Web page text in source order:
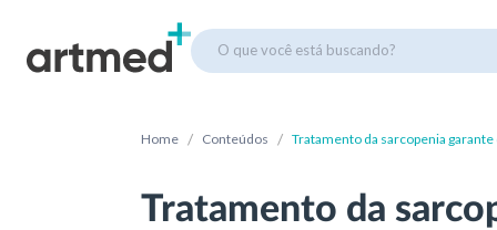
O que você está buscando?
Home / Conteúdos / Tratamento da sarcopenia
Tratamento da